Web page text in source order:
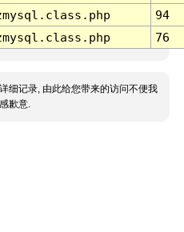
94
76
细记录, 由此给您带来的访问不便我
歉意.